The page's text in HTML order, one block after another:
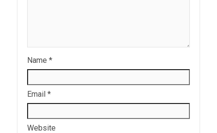
Name *
Email *
Website